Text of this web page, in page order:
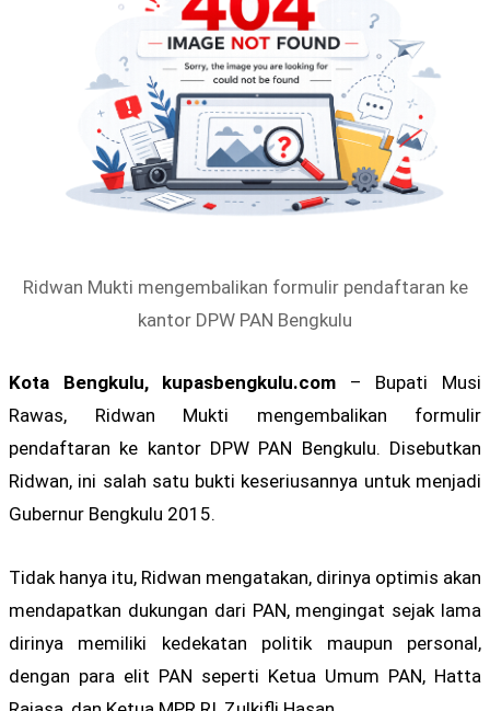
Ridwan Mukti mengembalikan formulir pendaftaran ke
kantor DPW PAN Bengkulu
Kota Bengkulu, kupasbengkulu.com – Bupati Musi
Rawas, Ridwan Mukti mengembalikan formulir
pendaftaran ke kantor DPW PAN Bengkulu. Disebutkan
Ridwan, ini salah satu bukti keseriusannya untuk menjadi
Gubernur Bengkulu 2015.
Tidak hanya itu, Ridwan mengatakan, dirinya optimis akan
mendapatkan dukungan dari PAN, mengingat sejak lama
dirinya memiliki kedekatan politik maupun personal,
dengan para elit PAN seperti Ketua Umum PAN, Hatta